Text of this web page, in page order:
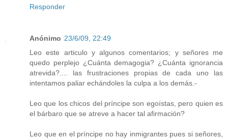
Responder
Anónimo 23/6/09, 22:49
Leo este articulo y algunos comentarios; y señores me
quedo perplejo ¿Cuánta demagogia? ¿Cuánta ignorancia
atrevida?.... las frustraciones propias de cada uno las
intentamos paliar echándoles la culpa a los demás.-
Leo que los chicos del príncipe son egoístas, pero quien es
el bárbaro que se atreve a hacer tal afirmación?
Leo que en el príncipe no hay inmigrantes pues si señores,